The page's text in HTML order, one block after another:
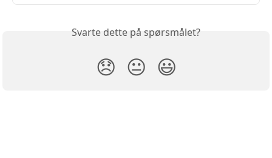
Svarte dette på spørsmålet?
😞 😐 😃